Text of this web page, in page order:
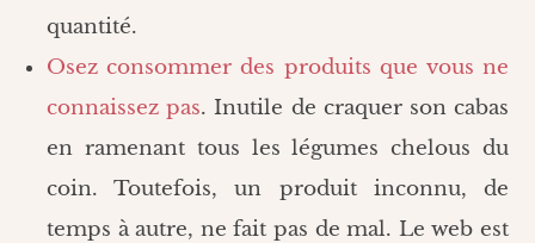
quantité.
Osez consommer des produits que vous ne
connaissez pas. Inutile de craquer son cabas
en ramenant tous les légumes chelous du
coin. Toutefois, un produit inconnu, de
temps à autre, ne fait pas de mal. Le web est